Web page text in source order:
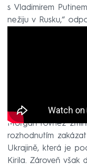
s Vladimirem
nežiju v Rusku,“
Morgan rovněž
rozhodnutím
Ukrajině, která je
Kirila. Zároveň však